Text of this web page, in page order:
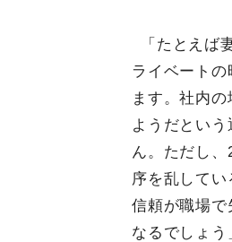
「たとえ
ライベート
ます。社内
ようだとい
ん。ただし
序を乱して
信頼が職場で
なるでしょう